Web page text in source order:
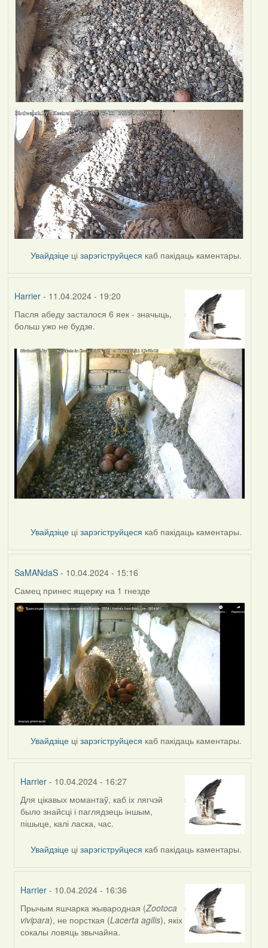
Увайдзіце цізарэгіструйцеся каб пакідаць каментары.
Harrier- 11.04.2024 - 19:20
Пасля абеду засталося 6 яек - значыць,
больш ужо не будзе.
Увайдзіце цізарэгіструйцеся каб пакідаць каментары.
SaMANdaS- 10.04.2024 - 15:16
Самец принес ящерку на 1 гнезде
Увайдзіце цізарэгіструйцеся каб пакідаць каментары.
Harrier - 10.04.2024 - 16:27
In
reply
to
SaMANdaS
Для цікавых момантаў, каб іх лягчэй
было знайсці і паглядзець іншым,
пішыце, калі ласка, час.
Увайдзіце цізарэгіструйцеся каб пакідаць каментары.
Harrier - 10.04.2024 - 16:36
In
reply
to
Прычым яшчарка жывародная (Zootoca
vivipara), не порсткая (Lacerta agilis), якіх
сокалы ловяць звычайна.